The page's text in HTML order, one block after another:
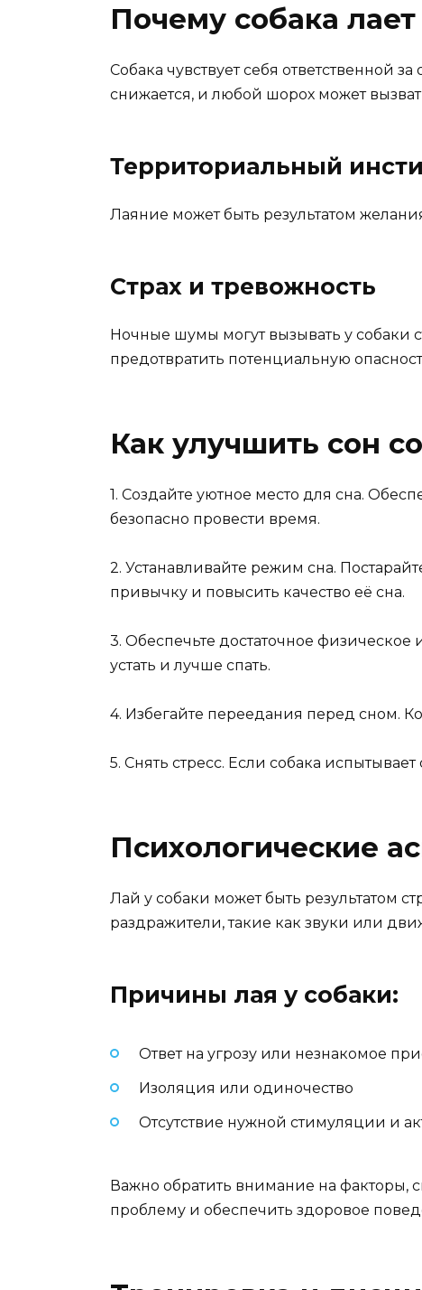
Почему собака
Собака чувствует себя ответственной
снижается, и любой шорох может
Территориальный
Лаяние может быть результатом
Страх и тревожность
Ночные шумы могут вызывать у собаки
предотвратить потенциальную
Как улучшить сон
1. Создайте уютное место для сна.
безопасно провести время.
2. Устанавливайте режим сна.
привычку и повысить качество её сна.
3. Обеспечьте достаточное
устать и лучше спать.
4. Избегайте переедания перед сном.
5. Снять стресс. Если собака
Психологические
Лай у собаки может быть результатом
раздражители, такие как звуки или
Причины лая у собаки:
Ответ на угрозу или незнакомое
Изоляция или одиночество
Отсутствие нужной стимуляции и
Важно обратить внимание на факторы,
проблему и обеспечить здоровое